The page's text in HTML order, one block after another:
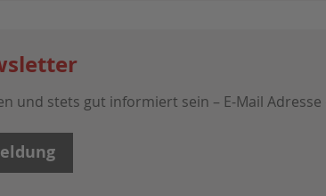
und stets gut informiert sein – E-Mail